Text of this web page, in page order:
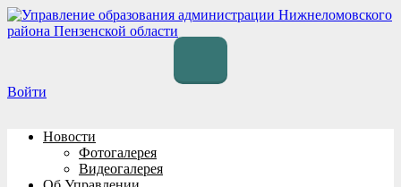
Перейти
к
Войти
Новости
Фотогалерея
Видеогалерея